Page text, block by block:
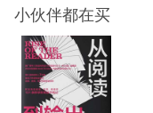
小伙伴都在买